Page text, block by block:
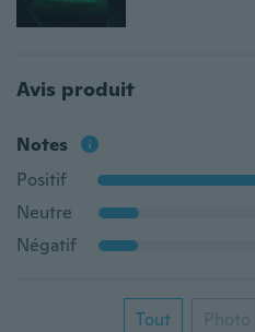
Avis produit
Notes
Positif
Neutre
Négatif
Tout Photo